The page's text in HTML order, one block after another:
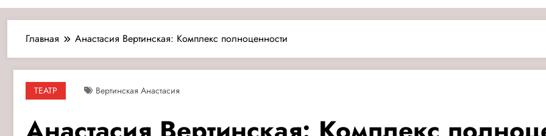
Главная Анастасия Вертинская: Комплекс полноценности
ТЕАТР Вертинская Анастасия